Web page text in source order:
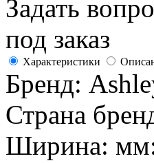
Задать
под заказ
Характеристики
Бренд:
Страна
Ширина: